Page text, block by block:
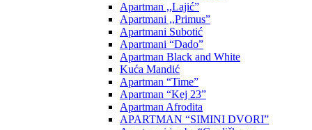
Apartman ,,Lajić”
Apartmani ,,Primus”
Apartmani Subotić
Apartmani “Dado”
Apartman Black and White
Kuća Mandić
Apartman “Time”
Apartman “Kej 23”
Apartman Afrodita
APARTMAN “SIMINI DVORI”